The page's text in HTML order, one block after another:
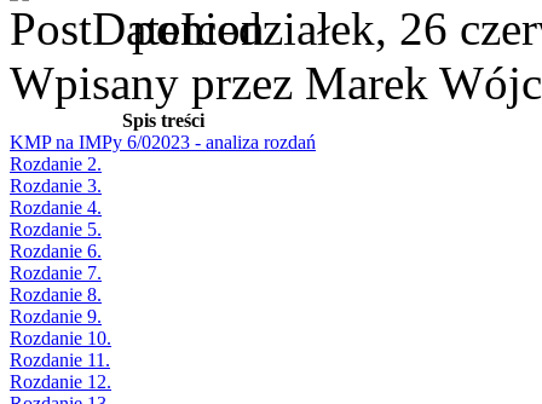
poniedziałek, 26
Wpisany przez Marek
Spis treści
KMP na IMPy 6/02023 - analiza rozdań
Rozdanie 2.
Rozdanie 3.
Rozdanie 4.
Rozdanie 5.
Rozdanie 6.
Rozdanie 7.
Rozdanie 8.
Rozdanie 9.
Rozdanie 10.
Rozdanie 11.
Rozdanie 12.